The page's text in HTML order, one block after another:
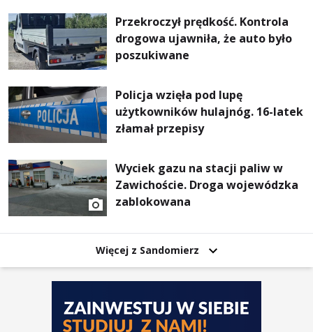
Przekroczył prędkość. Kontrola
drogowa ujawniła, że auto było
poszukiwane
Policja wzięła pod lupę
użytkowników hulajnóg. 16-latek
złamał przepisy
Wyciek gazu na stacji paliw w
Zawichoście. Droga wojewódzka
zablokowana
Więcej z Sandomierz